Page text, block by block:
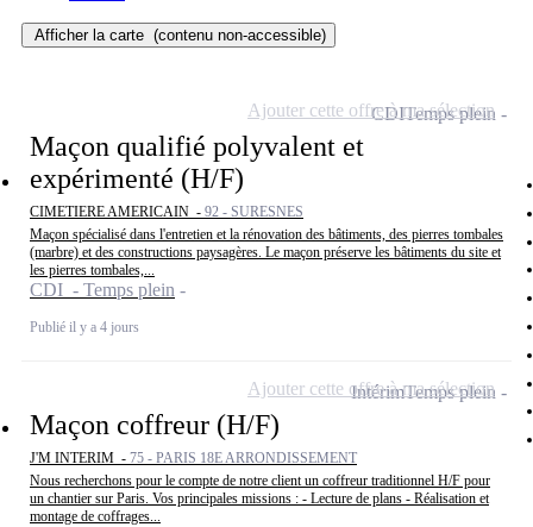
Afficher la carte (contenu non-accessible)
Maçon qualifié polyvalent et
expérimenté (H/F)
CIMETIERE AMERICAIN - 92 - SURESNES
Maçon spécialisé dans l'entretien et la rénovation des bâtiments, des pierres tombales
(marbre) et des constructions paysagères. Le maçon préserve les bâtiments du site et
les pierres tombales,...
CDI - Temps plein
Publié il y a 4 jours
CDITemps plein
Ajouter cette offre à ma sélection
Maçon coffreur (H/F)
J'M INTERIM - 75 - PARIS 18E ARRONDISSEMENT
Nous recherchons pour le compte de notre client un coffreur traditionnel H/F pour
un chantier sur Paris. Vos principales missions : - Lecture de plans - Réalisation et
montage de coffrages...
IntérimTemps plein
Ajouter cette offre à ma sélection